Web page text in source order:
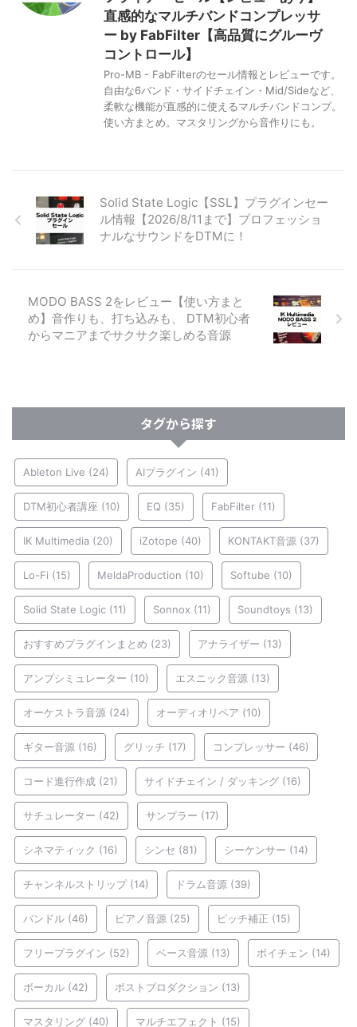
直感的なマルチバンドコンプレッサ
ー by FabFilter【高品質にグルーヴ
コントロール】
Pro-MB - FabFilterのセール情報とレビューです。
自由な6バンド・サイドチェイン・Mid/Sideなど、
柔軟な機能が直感的に使えるマルチバンドコンプ。
使い方まとめ。マスタリングから音作りにも。
Solid State Logic【SSL】プラグインセー
ル情報【2026/8/11まで】プロフェッショ
ナルなサウンドをDTMに！
MODO BASS 2をレビュー【使い方まと
め】音作りも、打ち込みも、 DTM初心者
からマニアまでサクサク楽しめる音源
タグから探す
Ableton Live (24) AIプラグイン (41)
DTM初心者講座 (10) EQ (35) FabFilter (11)
IK Multimedia (20) iZotope (40) KONTAKT音源 (37)
Lo-Fi (15) MeldaProduction (10) Softube (10)
Solid State Logic (11) Sonnox (11) Soundtoys (13)
おすすめプラグインまとめ (23) アナライザー (13)
アンプシミュレーター (10) エスニック音源 (13)
オーケストラ音源 (24) オーディオリペア (10)
ギター音源 (16) グリッチ (17) コンプレッサー (46)
コード進行作成 (21) サイドチェイン / ダッキング (16)
サチュレーター (42) サンプラー (17)
シネマティック (16) シンセ (81) シーケンサー (14)
チャンネルストリップ(14) ドラム音源 (39)
バンドル (46) ピアノ音源 (25) ピッチ補正 (15)
フリープラグイン (52) ベース音源 (13) ボイチェン (14)
ボーカル (42) ポストプロダクション (13)
マスタリング (40) マルチエフェクト (15)